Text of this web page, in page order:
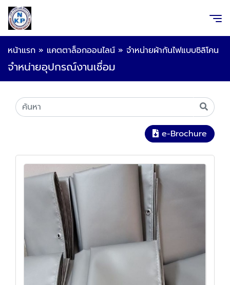
หน้าแรก » แคตตาล็อกออนไลน์ » จำหน่ายผ้ากันไฟแบบซิลิโคน
จำหน่ายอุปกรณ์งานเชื่อม
e-Brochure